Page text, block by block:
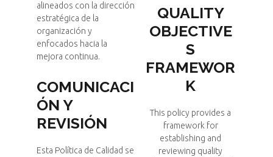
alineados con la dirección
estratégica de la
organización y
enfocados hacia la
mejora continua.
COMUNICACI
ÓN Y
REVISIÓN
Esta Política de Calidad se
QUALITY
OBJECTIVE
S
FRAMEWOR
K
This policy provides a
framework for
establishing and
reviewing quality